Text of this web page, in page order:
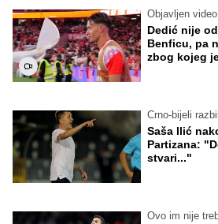
Objavljen video
Dedić nije
Benficu, pa
zbog kojeg
Crno-bijeli
Saša Ilić
Partizana:
stvari..."
Ovo im nije